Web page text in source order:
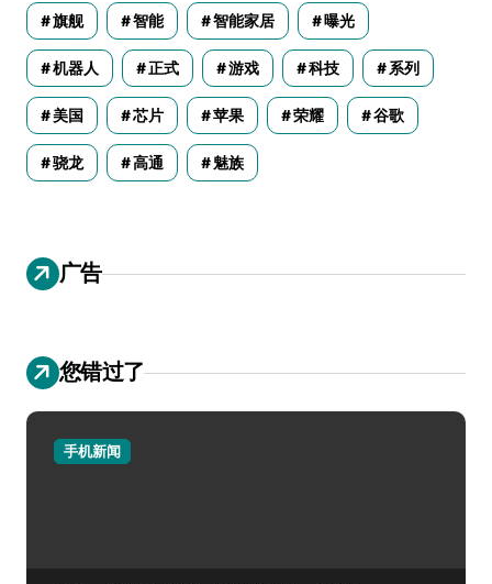
旗舰 智能 智能家居 曝光
机器人 正式 游戏 科技 系列
美国 芯片 苹果 荣耀 谷歌
骁龙 高通 魅族
广告
您错过了
手机新闻